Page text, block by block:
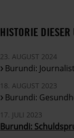
HISTORIE
23. AUGUST 2024
Burundi:
18. AUGUST 2023
Burundi:
17. JULI 2023
Burundi: